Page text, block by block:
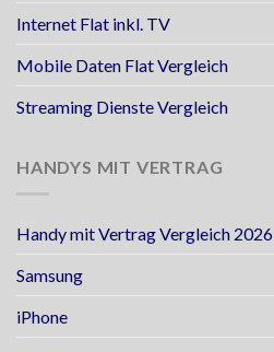
Internet Flat inkl. TV
Mobile Daten Flat Vergleich
Streaming Dienste Vergleich
HANDYS MIT VERTRAG
Handy mit Vertrag Vergleich 2026
Samsung
iPhone